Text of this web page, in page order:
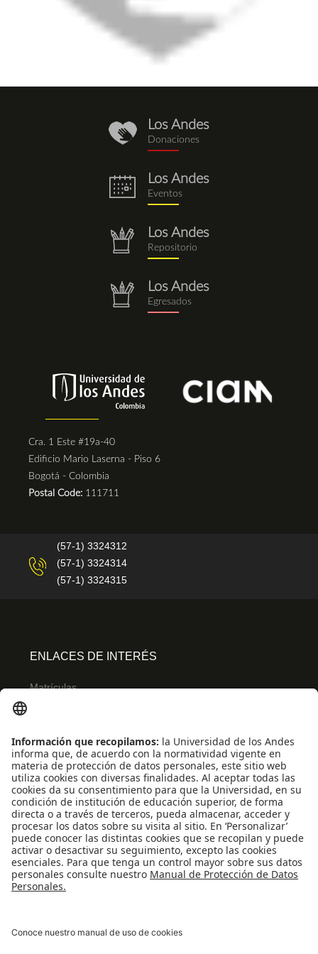
donaciones.png
Los Andes
Donaciones
eventos.png
Los Andes
Eventos
repositorio.png
Los Andes
Repositorio
repositorio.png
Los Andes
Egresados
Cra. 1 Este #19a-40
Edificio Mario Laserna - Piso 6
Bogotá - Colombia
Postal Code: 111711
(57-1) 3324312
(57-1) 3324314
(57-1) 3324315
ENLACES DE INTERÉS
Matrículas
Biblioteca
Eventos
Educación continua
SCOPUS
Decanatura de Estudiantes
WEB OF SCIENCE